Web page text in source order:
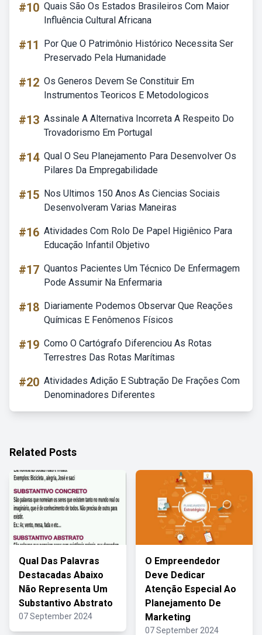
#10 Quais São Os Estados Brasileiros Com Maior
Influência Cultural Africana
#11
Por Que O Patrimônio Histórico Necessita Ser
Preservado Pela Humanidade
#12 Os Generos Devem Se Constituir Em
Instrumentos Teoricos E Metodologicos
#13 Assinale A Alternativa Incorreta A Respeito Do
Trovadorismo Em Portugal
#14 Qual O Seu Planejamento Para Desenvolver Os
Pilares Da Empregabilidade
#15 Nos Ultimos 150 Anos As Ciencias Sociais
Desenvolveram Varias Maneiras
#16 Atividades Com Rolo De Papel Higiênico Para
Educação Infantil Objetivo
#17 Quantos Pacientes Um Técnico De Enfermagem
Pode Assumir Na Enfermaria
#18 Diariamente Podemos Observar Que Reações
Químicas E Fenômenos Físicos
#19 Como O Cartógrafo Diferenciou As Rotas
Terrestres Das Rotas Marítimas
#20 Atividades Adição E Subtração De Frações Com
Denominadores Diferentes
Related Posts
Qual Das Palavras
Destacadas Abaixo
Não Representa Um
Substantivo Abstrato
07 September 2024
O Empreendedor
Deve Dedicar
Atenção Especial Ao
Planejamento De
Marketing
07 September 2024